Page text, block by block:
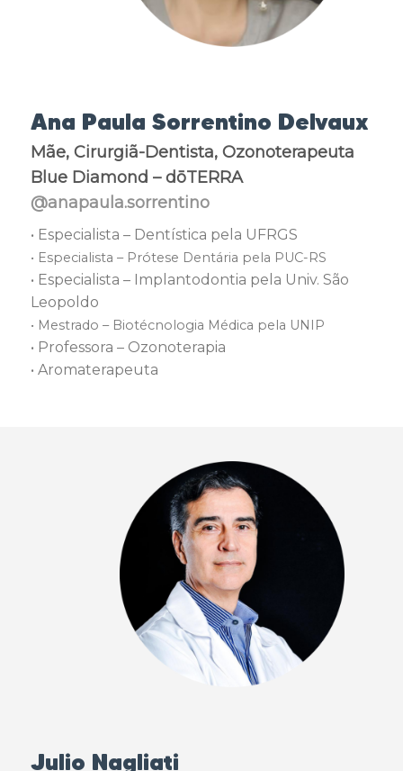
Ana Paula Sorrentino Delvaux
Mãe, Cirurgiã-Dentista, Ozonoterapeuta
Blue Diamond – dōTERRA
@anapaula.sorrentino
• Especialista – Dentística pela UFRGS
• Especialista – Prótese Dentária pela PUC-RS
• Especialista – Implantodontia pela Univ. São
Leopoldo
• Mestrado – Biotécnologia Médica pela UNIP
• Professora – Ozonoterapia
• Aromaterapeuta
Julio Nagliati